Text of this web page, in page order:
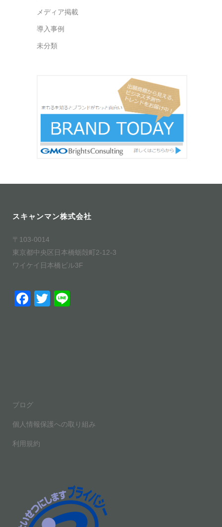
メディア掲載
導入事例
未分類
スキャンマン株式会社
〒103-0014
東京都中央区日本橋蛎殻町2-12-3
ワイケイ日本橋ビル3F
F
k
T
ブログ
個人情報保護への取り組み
利用規約